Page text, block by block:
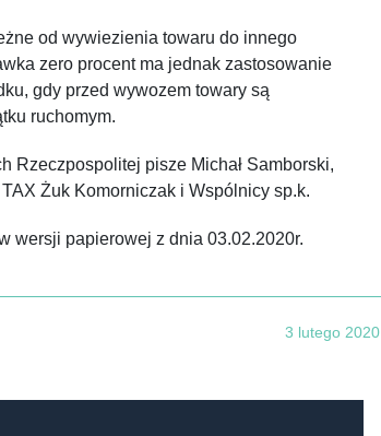
od wywiezienia towaru do innego
zero procent ma jednak zastosowanie
gdy przed wywozem towary są
ruchomym.
Rzeczpospolitej pisze Michał Samborski,
Żuk Komorniczak i Wspólnicy sp.k.
wersji papierowej z dnia 03.02.2020r.
3 lutego 2020